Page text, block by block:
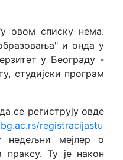
овом списку нема.
и онда у
у Београду -
студијски програм
се региструју овде
registracijastu
недељни мејлер о
праксу. Ту је након